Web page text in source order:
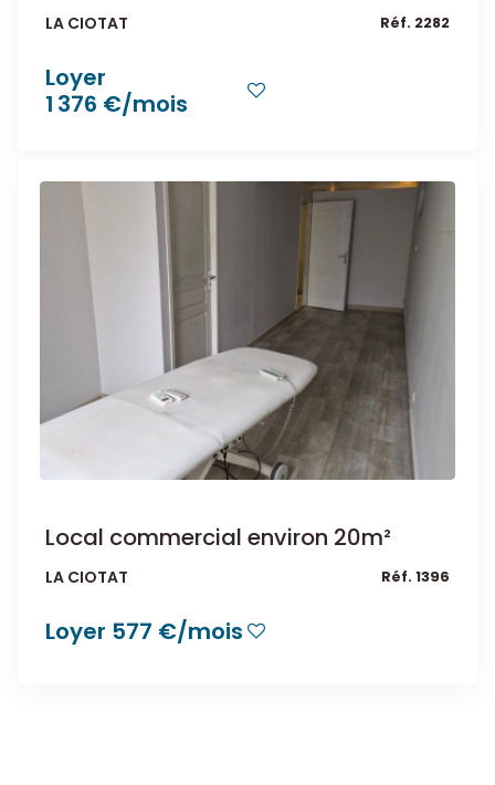
LA CIOTAT Réf. 2282
Loyer
1 376 €/mois
Local commercial environ 20m²
LA CIOTAT Réf. 1396
Loyer 577 €/mois